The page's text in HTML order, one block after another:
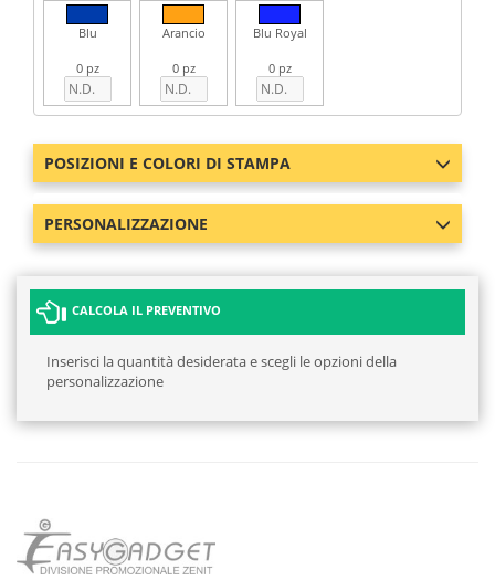
Blu
0 pz
Arancio
0 pz
Blu Royal
0 pz
POSIZIONI E COLORI DI STAMPA
PERSONALIZZAZIONE
CALCOLA IL PREVENTIVO
Inserisci la quantità desiderata e scegli le opzioni della
personalizzazione